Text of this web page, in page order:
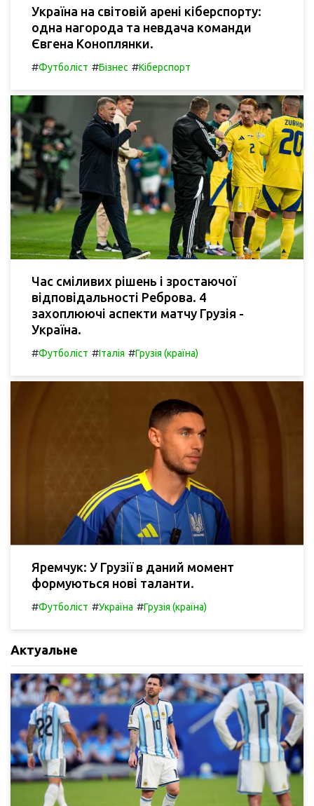
Україна на світовій арені кіберспорту:
одна нагорода та невдача команди
Євгена Коноплянки.
#Футболіст #Бізнес #Кіберспорт
Час сміливих рішень і зростаючої
відповідальності Реброва. 4
захоплюючі аспекти матчу Грузія -
Україна.
#Футболіст #Італія #Грузія (країна)
Яремчук: У Грузії в даний момент
формуються нові таланти.
#Футболіст #Україна #Грузія (країна)
Актуальне